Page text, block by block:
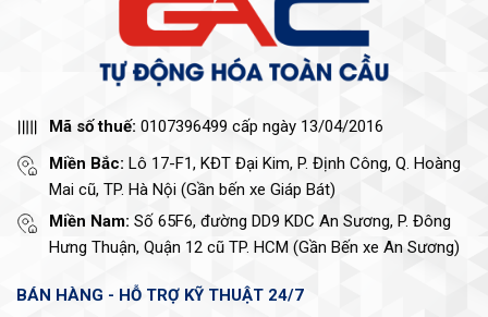
Mã số thuế: 0107396499 cấp ngày 13/04/2016
Miền Bắc: Lô 17-F1, KĐT Đại Kim, P. Định Công, Q. Hoàng
Mai cũ, TP. Hà Nội (Gần bến xe Giáp Bát)
Miền Nam: Số 65F6, đường DD9 KDC An Sương, P. Đông
Hưng Thuận, Quận 12 cũ TP. HCM (Gần Bến xe An Sương)
BÁN HÀNG - HỖ TRỢ KỸ THUẬT 24/7